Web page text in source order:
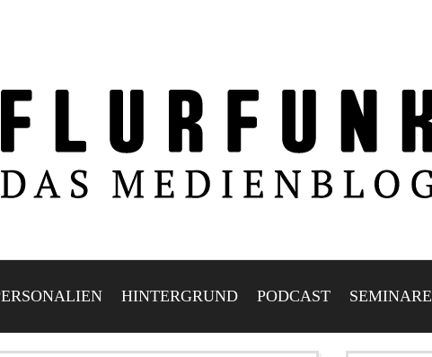
HINTERGRUND PODCAST SEMINARE